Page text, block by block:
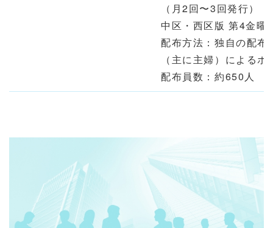
（月2回〜3回発行）
中区・西区版 第4金曜
配布方法：独自の配布
（主に主婦）による
配布員数：約650人